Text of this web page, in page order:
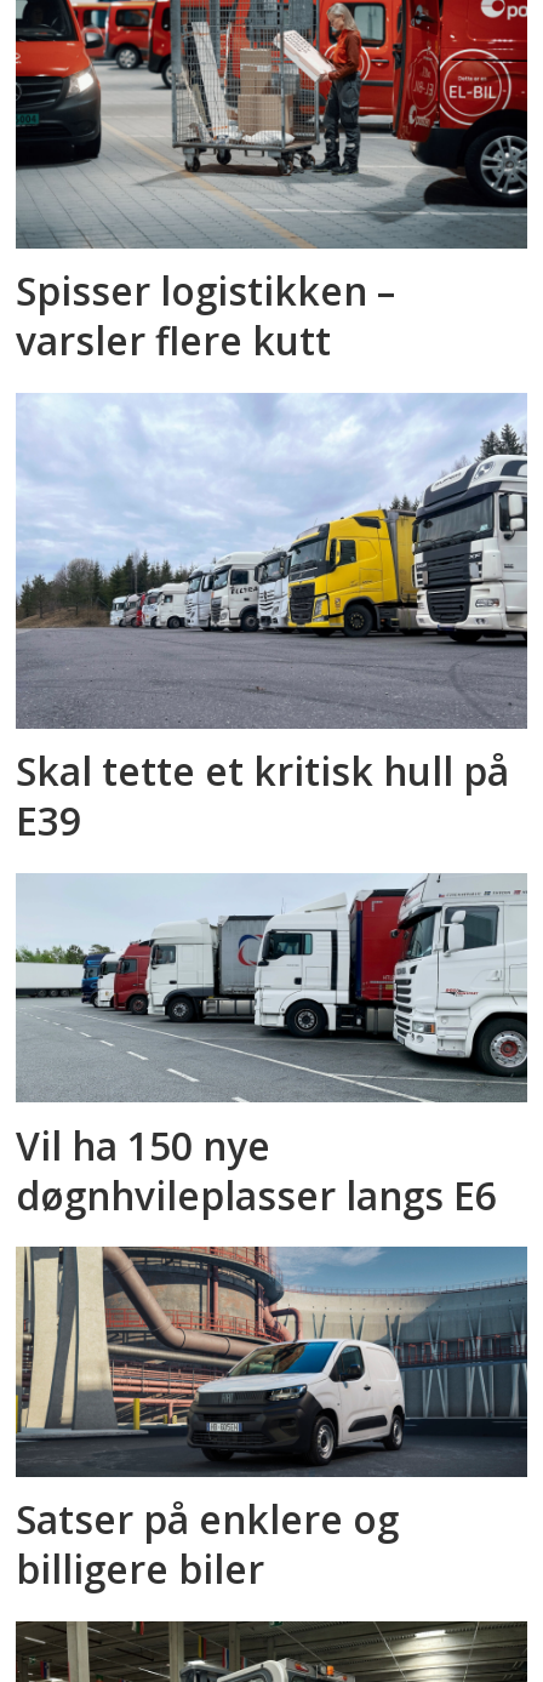
Spisser logistikken –
varsler flere kutt
Skal tette et kritisk hull på
E39
Vil ha 150 nye
døgnhvileplasser langs E6
Satser på enklere og
billigere biler